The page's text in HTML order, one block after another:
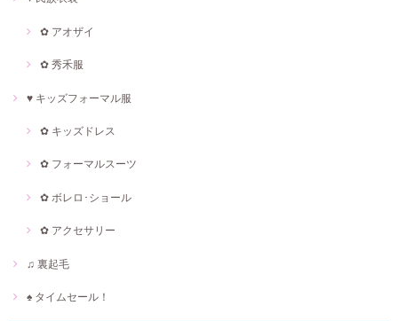
✿ アオザイ
✿ 秀禾服
♥ キッズフォーマル服
✿ キッズドレス
✿ フォーマルスーツ
✿ ボレロ･ショール
✿ アクセサリー
♫ 裏起毛
♠ タイムセール！